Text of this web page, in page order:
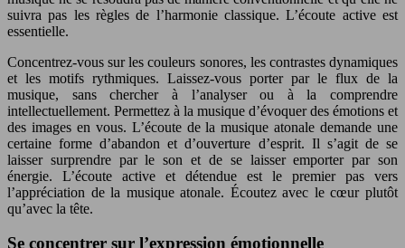
suivra pas les règles de l’harmonie classique. L’écoute active est
essentielle.
Concentrez-vous sur les couleurs sonores, les contrastes dynamiques
et les motifs rythmiques. Laissez-vous porter par le flux de la
musique, sans chercher à l’analyser ou à la comprendre
intellectuellement. Permettez à la musique d’évoquer des émotions et
des images en vous. L’écoute de la musique atonale demande une
certaine forme d’abandon et d’ouverture d’esprit. Il s’agit de se
laisser surprendre par le son et de se laisser emporter par son
énergie. L’écoute active et détendue est le premier pas vers
l’appréciation de la musique atonale. Écoutez avec le cœur plutôt
qu’avec la tête.
Se concentrer sur l’expression émotionnelle